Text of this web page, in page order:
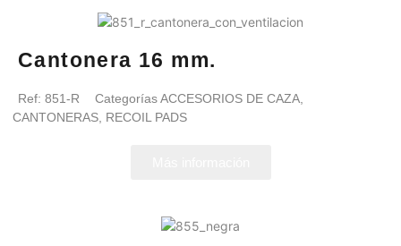
Cantonera 16 mm.
Ref: 851-R CategoríasACCESORIOS DE CAZA
CANTONERAS, RECOIL PADS